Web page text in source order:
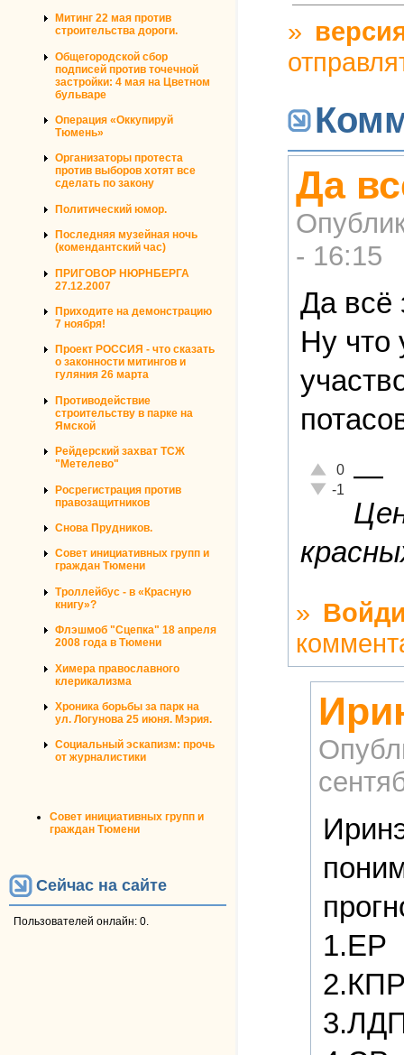
Митинг 22 мая против
строительства дороги.
Общегородской сбор
подписей против точечной
застройки: 4 мая на Цветном
бульваре
Операция «Оккупируй
Тюмень»
Организаторы протеста
против выборов хотят все
сделать по закону
Политический юмор.
Последняя музейная ночь
(комендантский час)
ПРИГОВОР НЮРНБЕРГА
27.12.2007
Приходите на демонстрацию
7 ноября!
Проект РОССИЯ - что сказать
о законности митингов и
гуляния 26 марта
Противодействие
строительству в парке на
Ямской
Рейдерский захват ТСЖ
"Метелево"
Росрегистрация против
правозащитников
Снова Прудников.
Совет инициативных групп и
граждан Тюмени
Троллейбус - в «Красную
книгу»?
Флэшмоб "Сцепка" 18 апреля
2008 года в Тюмени
Химера православного
клерикализма
Хроника борьбы за парк на
ул. Логунова 25 июня. Мэрия.
Социальный эскапизм: прочь
от журналистики
Совет инициативных групп и
граждан Тюмени
Сейчас на сайте
Пользователей онлайн: 0.
»
Да
- 16:15
Да всё
Ну что
Отлично!
0
Неадекватно!
-1
—
»
1.ЕР